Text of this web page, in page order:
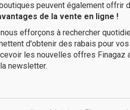
peuvent également offrir
de la vente en ligne !
efforçons à rechercher
d'obtenir des rabais pour
les nouvelles offres
newsletter.